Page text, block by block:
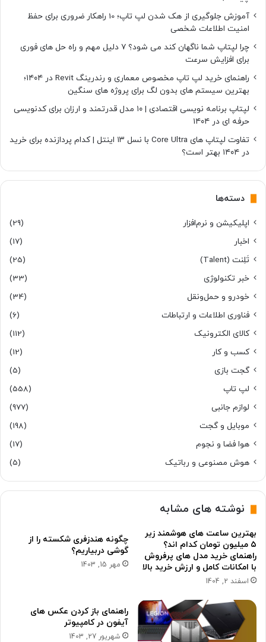
آموزش جلوگیری از هک شدن لپ تاپ؛ 10 راهکار ضروری برای حفظ
امنیت اطلاعات شخصی
چرا لپتاپ شما ناگهان کند می شود؟ ۷ دلیل مهم و راه حل های فوری
برای افزایش سرعت
راهنمای خرید لپ تاپ مخصوص معماری و رندرینگ Revit در ۱۴۰۴؛
بهترین سیستم های بدون لگ برای پروژه های سنگین
لپتاپ برنامه نویسی اقتصادی | ۱۰ مدل قدرتمند و ارزان برای کدنویسی
حرفه ای در ۱۴۰۴
تفاوت لپتاپ های Core Ultra با نسل ۱۳ اینتل | کدام پردازنده برای خرید
در ۱۴۰۴ بهتر است؟
دسته‌ها
اپلیکیشن و نرم‌افزار
(29)
اخبار
(17)
تَلِنت (Talent)
(25)
خبر تکنولوژی
(33)
خودرو و حمل‌و‌نقل
(34)
فناوری اطلاعات و ارتباطات
(6)
کالای الکترونیک
(112)
کسب و کار
(12)
گجت بازی
(5)
لپ تاپ
(558)
لوازم جانبی
(977)
موبایل و گجت
(198)
هوا فضا و نجوم
(17)
هوش مصنوعی و رباتیک
(5)
نوشته های مشابه
بهترین ساعت های هوشمند زیر
۵ میلیون تومان کدام اند؟
راهنمای خرید مدل های پرفروش
با امکانات کامل و ارزش خرید بالا
اسفند 2, 1404
چگونه هندزفری شکسته را از
گوشی دربیاریم؟
مهر 15, 1403
راهنمای باز کردن عکس های
آیفون در کامپیوتر
شهریور 27, 1403